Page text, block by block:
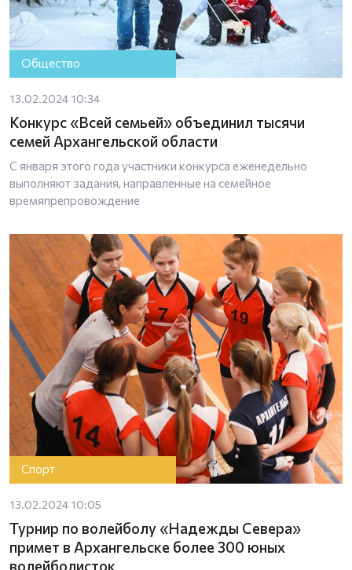
Общество
13.02.2024 10:34
Конкурс «Всей семьей» объединил тысячи
семей Архангельской области
С января этого года участники конкурса еженедельно
выполняют задания, направленные на семейное
времяпрепровождение
Спорт
13.02.2024 10:05
Турнир по волейболу «Надежды Севера»
примет в Архангельске более 300 юных
волейболисток